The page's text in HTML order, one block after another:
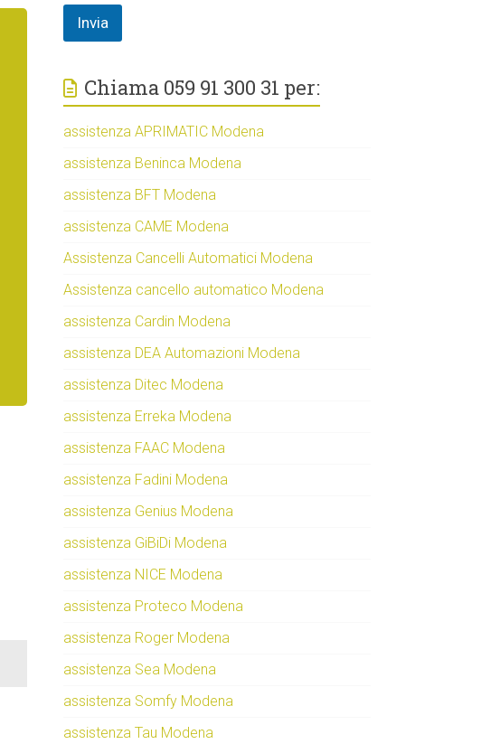
Invia
Chiama 059 91 300 31 per:
assistenza APRIMATIC Modena
assistenza Beninca Modena
assistenza BFT Modena
assistenza CAME Modena
Assistenza Cancelli Automatici Modena
Assistenza cancello automatico Modena
assistenza Cardin Modena
assistenza DEA Automazioni Modena
assistenza Ditec Modena
assistenza Erreka Modena
assistenza FAAC Modena
assistenza Fadini Modena
assistenza Genius Modena
assistenza GiBiDi Modena
assistenza NICE Modena
assistenza Proteco Modena
assistenza Roger Modena
assistenza Sea Modena
assistenza Somfy Modena
assistenza Tau Modena